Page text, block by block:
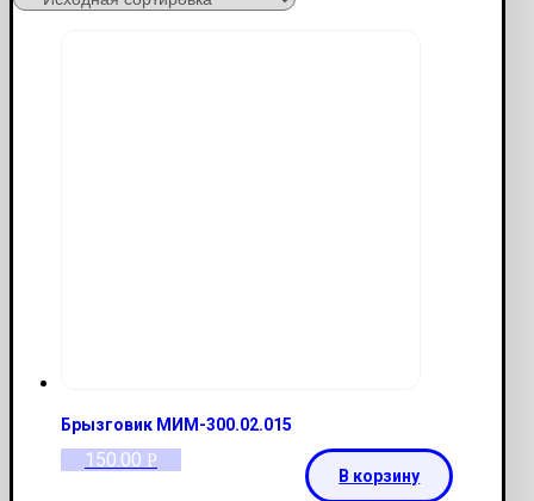
Брызговик МИМ-300.02.015
150.00 Р
В корзину